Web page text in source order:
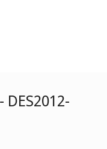
DES2012-